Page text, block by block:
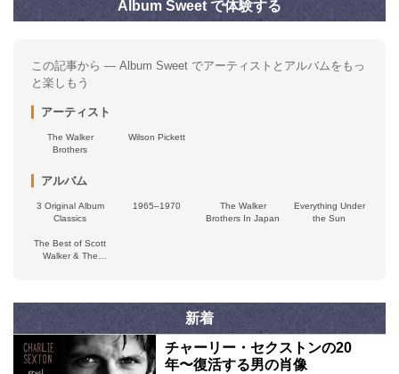
Album Sweet で体験する
この記事から — Album Sweet でアーティストとアルバムをもっ
と楽しもう
アーティスト
The Walker
Brothers
Wilson Pickett
アルバム
3 Original Album
Classics
1965–1970
The Walker
Brothers In Japan
Everything Under
the Sun
The Best of Scott
Walker & The
Anymore
新着
チャーリー・セクストンの20
年〜復活する男の肖像